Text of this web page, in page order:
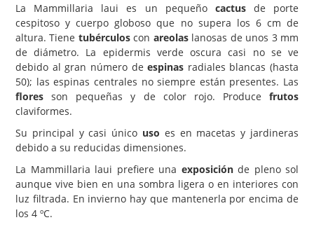
La Mammillaria laui es un pequeño cactusde porte
cespitoso y cuerpo globoso que no supera los 6 cm de
altura. Tiene tubérculoscon areolaslanosas de unos 3 mm
de diámetro. La epidermis verde oscura casi no se ve
debido al gran número deespinas radiales blancas (hasta
50); las espinas centrales no siempre están presentes. Las
flores son pequeñas y de color rojo. Produce frutos
claviformes.
Su principal y casi único uso es en macetas y jardineras
debido a su reducidas dimensiones.
La Mammillaria laui prefiere una exposiciónde pleno sol
aunque vive bien en una sombra ligera o en interiores con
luz filtrada. En invierno hay que mantenerla por encima de
los 4 ºC.